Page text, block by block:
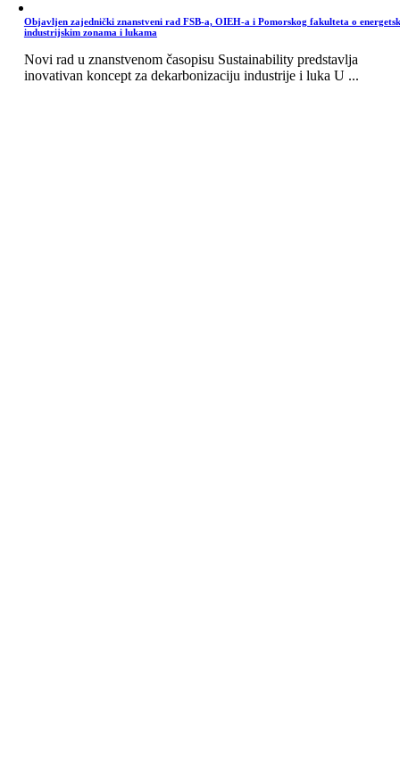
Objavljen zajednički znanstveni rad FSB-a, OIEH-a i Pomorskog fakulteta o
industrijskim zonama i lukama
Novi rad u znanstvenom časopisu Sustainability predstavlja
inovativan koncept za dekarbonizaciju industrije i luka U ...